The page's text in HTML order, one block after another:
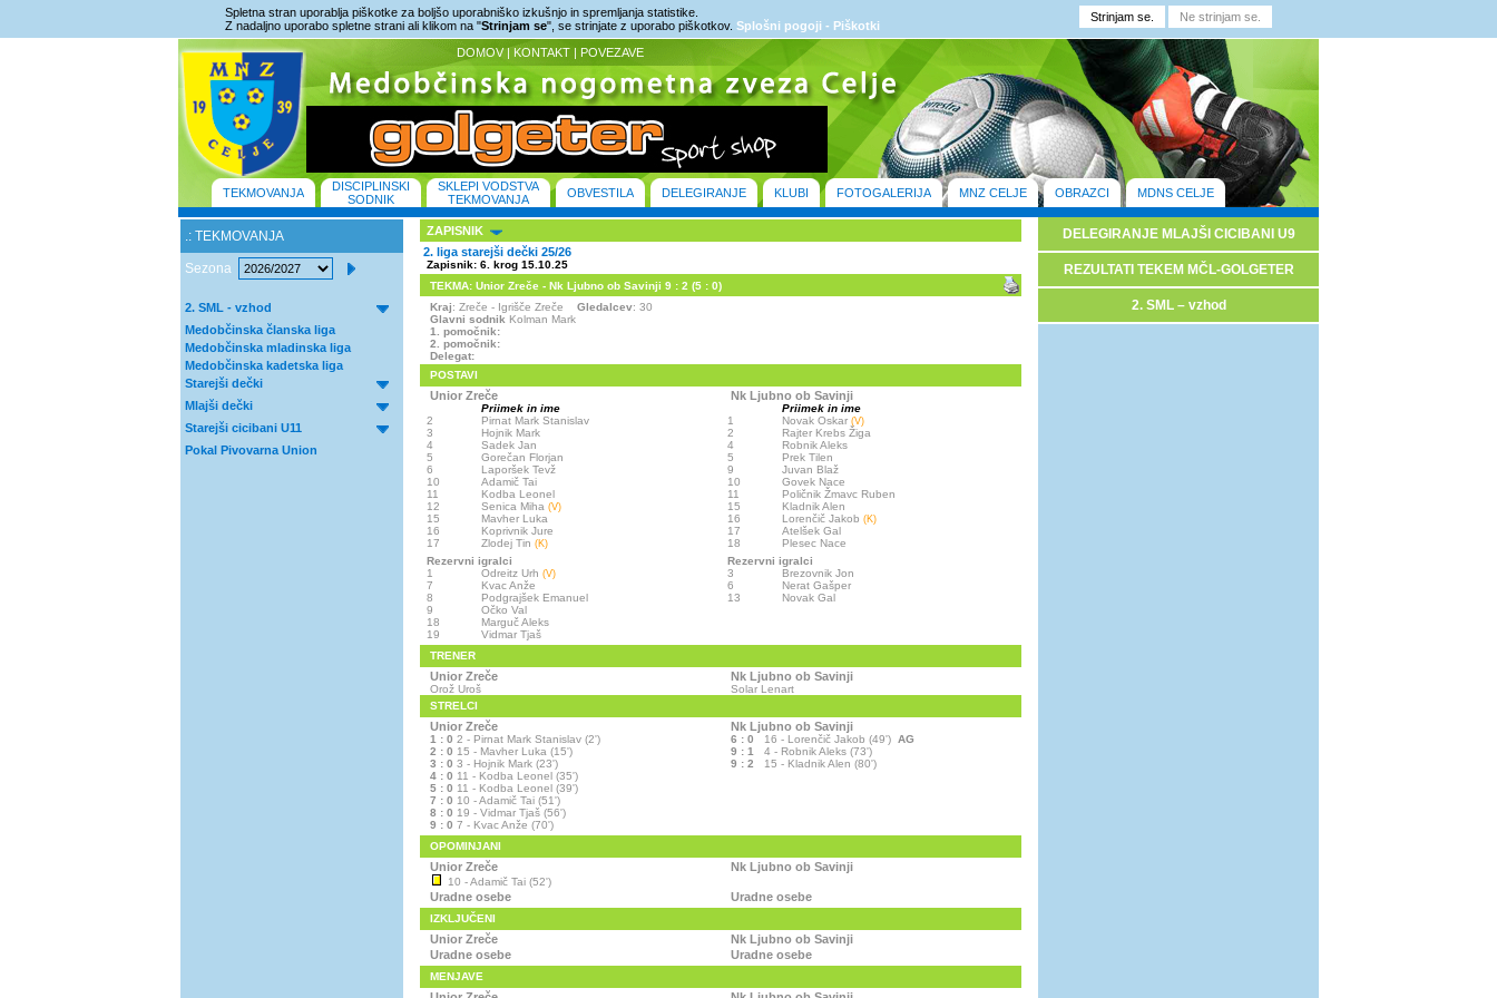
Spletna stran uporablja piškotke za boljšo uporabniško izkušnjo in spremljanja statistike.
Z nadaljno uporabo spletne strani ali klikom na "Strinjam se", se strinjate z uporabo piškotkov. Splošni pogoji - Piškotki
DOMOV | KONTAKT | POVEZAVE
TEKMOVANJA
DISCIPLINSKI
SODNIK
SKLEPI VODSTVA
TEKMOVANJA
OBVESTILA DELEGIRANJE KLUBI FOTOGALERIJA MNZ CELJE OBRAZCI MDNS CELJE
.: TEKMOVANJA
Sezona
2. SML - vzhod
Medobčinska članska liga
Medobčinska mladinska liga
Medobčinska kadetska liga
Starejši dečki
Mlajši dečki
Starejši cicibani U11
Pokal Pivovarna Union
ZAPISNIK
2. liga starejši dečki 25/26
Zapisnik: 6. krog 15.10.25
TEKMA: Unior Zreče - Nk Ljubno ob Savinji 9 : 2 (5 : 0)
Kraj: Zreče - Igrišče Zreče Gledalcev: 30
Glavni sodnik Kolman Mark
1. pomočnik:
2. pomočnik:
Delegat:
POSTAVI
Unior Zreče
Priimek in ime
2
Pirnat Mark Stanislav
3
Hojnik Mark
4
Sadek Jan
5
Gorečan Florjan
6
Laporšek Tevž
10
Adamič Tai
11
Kodba Leonel
12
Senica Miha (V)
15
Mavher Luka
16
Koprivnik Jure
17
Zlodej Tin (K)
Nk Ljubno ob Savinji
Priimek in ime
1
Novak Oskar (V)
2
Rajter Krebs Žiga
4
Robnik Aleks
5
Prek Tilen
9
Juvan Blaž
10
Govek Nace
11
Poličnik Žmavc Ruben
15
Kladnik Alen
16
Lorenčič Jakob (K)
17
Atelšek Gal
18
Plesec Nace
Rezervni igralci
1
Odreitz Urh (V)
7
Kvac Anže
8
Podgrajšek Emanuel
9
Očko Val
18
Marguč Aleks
19
Vidmar Tjaš
Rezervni igralci
3
Brezovnik Jon
6
Nerat Gašper
13
Novak Gal
TRENER
Unior Zreče
Orož Uroš
Nk Ljubno ob Savinji
Solar Lenart
STRELCI
Unior Zreče
1 : 0 2 - Pirnat Mark Stanislav (2')
2 : 0 15 - Mavher Luka (15')
3 : 0 3 - Hojnik Mark (23')
4 : 0 11 - Kodba Leonel (35')
5 : 0 11 - Kodba Leonel (39')
7 : 0 10 - Adamič Tai (51')
8 : 0 19 - Vidmar Tjaš (56')
9 : 0 7 - Kvac Anže (70')
Nk Ljubno ob Savinji
6 : 0 16 - Lorenčič Jakob (49') AG
9 : 1
4 - Robnik Aleks (73')
9 : 2
15 - Kladnik Alen (80')
OPOMINJANI
Unior Zreče
10 - Adamič Tai (52')
Nk Ljubno ob Savinji
Uradne osebe Uradne osebe
IZKLJUČENI
Unior Zreče
Nk Ljubno ob Savinji
Uradne osebe
Uradne osebe
MENJAVE
DELEGIRANJE MLAJŠI CICIBANI U9
REZULTATI TEKEM MČL-GOLGETER
2. SML – vzhod